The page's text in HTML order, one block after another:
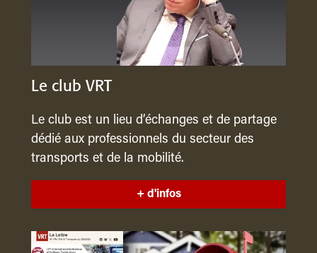
Le club VRT
Le club est un lieu d’échanges et de partage
dédié aux professionnels du secteur des
transports et de la mobilité.
+ d'infos